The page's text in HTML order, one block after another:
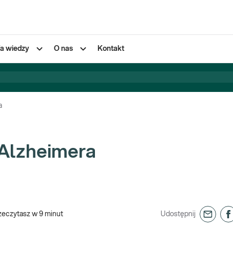
wiedzy O nas Kontakt
w 9 minut Udostępnij